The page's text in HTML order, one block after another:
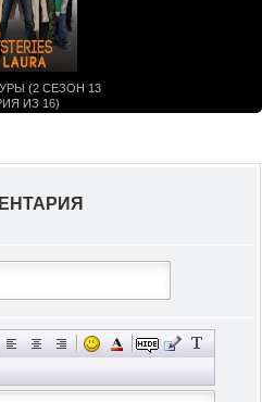
(2 СЕЗОН 13
ИЗ 16)